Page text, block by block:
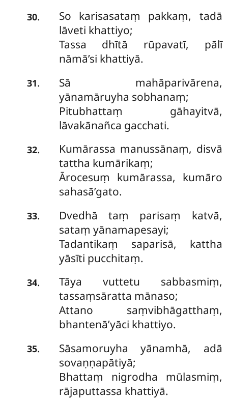
30.
So karisasataṃ pakkaṃ, tadā
lāveti khattiyo;
Tassa dhītā rūpavatī, pālī
nāmā’si khattiyā.
31.
Sā mahāparivārena,
yānamāruyha sobhanaṃ;
Pitubhattaṃ gāhayitvā,
lāvakānañca gacchati.
32.
Kumārassa manussānaṃ, disvā
tattha kumārikaṃ;
Ārocesuṃ kumārassa, kumāro
sahasā’gato.
33.
Dvedhā taṃ parisaṃ katvā,
sataṃ yānamapesayi;
Tadantikaṃ saparisā, kattha
yāsīti pucchitaṃ.
34.
Tāya vuttetu sabbasmiṃ,
tassaṃsāratta mānaso;
Attano saṃvibhāgatthaṃ,
bhantenā’yāci khattiyo.
35.
Sāsamoruyha yānamhā, adā
sovaṇṇapātiyā;
Bhattaṃ nigrodha mūlasmiṃ,
rājaputtassa khattiyā.